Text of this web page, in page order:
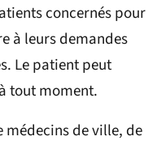
concernés pour
à leurs demandes
Le patient peut
tout moment.
médecins de ville, de